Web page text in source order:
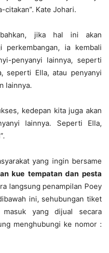
citakan”. Kate Johari.
jika hal ini akan
ia kembali
penyanyi lainnya, seperti
seperti Ella, atau penyanyi
lainnya.
kedepan kita juga akan
lainnya. Seperti Ella,
yang ingin bersame
kue tempatan dan pesta
langsung penampilan Poey
ini, sehubungan tiket
yang dijual secara
menghubungi ke nomor :